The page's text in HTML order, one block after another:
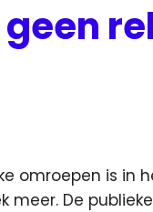
omroepen is in
De